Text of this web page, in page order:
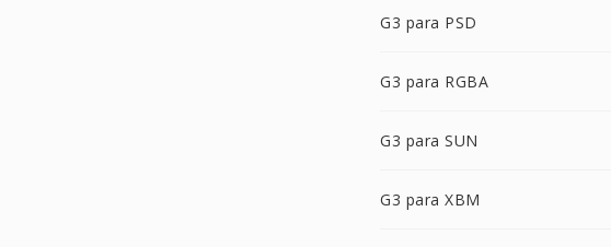
G3 para PSD
G3 para RGBA
G3 para SUN
G3 para XBM